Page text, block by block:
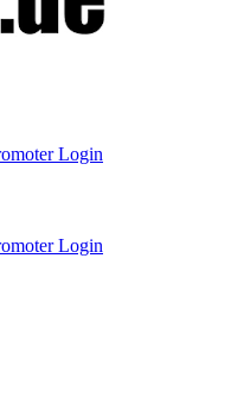
Login
Login